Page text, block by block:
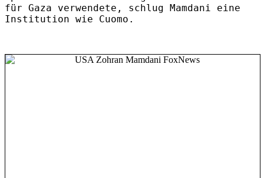
für Gaza verwendete, schlug Mamdani eine
Institution wie Cuomo.